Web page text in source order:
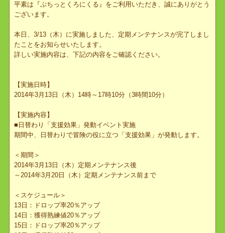
定期メンテナンス終了のお知らせ
平素は『ぷちっとくろにくる』をご利用いただき、誠にありがとう
ございます。
本日、3/13（木）に実施しました、定期メンテナンスが完了しまし
2014年3月13日（木）14時～17時10分（3時間10分）
【実施内容】
期間中、日替わりで冒険の役に立つ「支援効果」が発動します。
2014年3月13日（木）定期メンテナンス後
～2014年3月20日（木）定期メンテナンス前まで
＜スケジュール＞